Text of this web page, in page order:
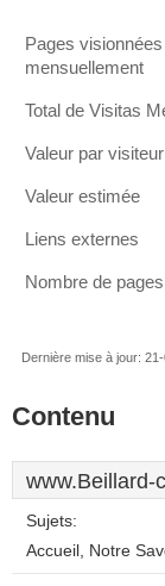
Pages visionnées
mensuellement
Total de Visitas
Valeur par visiteur
Valeur estimée
Liens externes
Nombre de pages
Dernière mise à jour:
Contenu
www.Beillard-
Sujets:
Accueil, Notre